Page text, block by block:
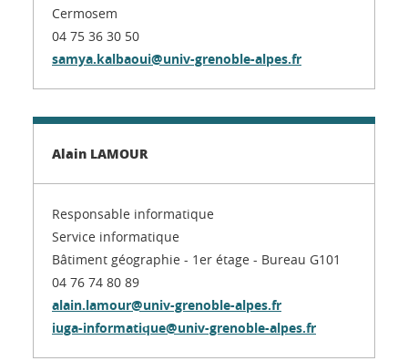
Cermosem
04 75 36 30 50
samya.kalbaoui@univ-grenoble-alpes.fr
Alain LAMOUR
Responsable informatique
Service informatique
Bâtiment géographie - 1er étage - Bureau G101
04 76 74 80 89
alain.lamour@univ-grenoble-alpes.fr
iuga-informatique@univ-grenoble-alpes.fr